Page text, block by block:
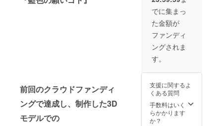
前回のクラウドファンディ
ングで達成し、制作した3D
モデルでの
ラウドファン
ディング内のDM
にて 使用ツー
ル:ディスコ―ド
74・身巾55・肩
巾50・袖丈22
XL・身丈78・身
巾58・肩巾53・
袖丈24 ・アク
キー3種セット
(70mm×70㎜)
・枕カバー
(630mm x
430mm) ・個人
通話3時間 日
程:6月中旬～予
定 連絡手段:ク
ラウドファン
ディング内のDM
でに集まっ
た金額が
ファンディ
ングされま
す。
支援に関するよ
くある質問
手数料はいく
らかかります
か？